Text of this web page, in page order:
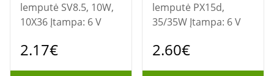
lemputė SV8.5, 10W,
10X36 Įtampa: 6 V
2.17€
lemputė PX15d,
35/35W Įtampa: 6 V
2.60€